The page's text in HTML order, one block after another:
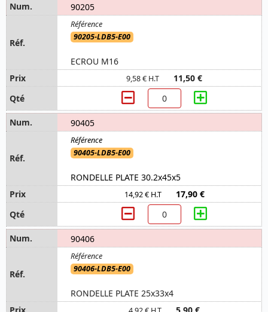
90205
90205-LDB5-E00
ECROU M16
9,58 € H.T 11,50 €
90405
90405-LDB5-E00
RONDELLE PLATE 30.2x45x5
14,92 € H.T 17,90 €
90406
90406-LDB5-E00
RONDELLE PLATE 25x33x4